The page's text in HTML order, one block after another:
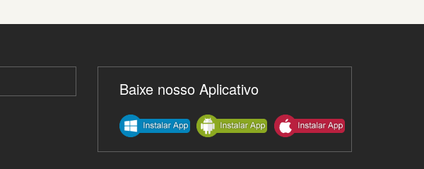
Baixe nosso Aplicativo